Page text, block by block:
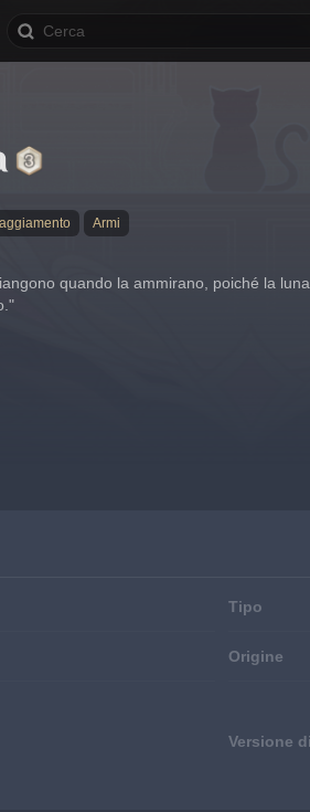
Armi
quando la ammirano, poiché la
Tipo
Origine
Versione